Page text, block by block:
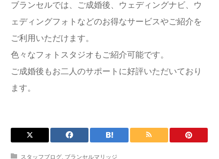
ブランセルでは、ご成婚後、ウェディングナビ、ウ
ェディングフォトなどのお得なサービスやご紹介を
ご利用いただけます。
色々なフォトスタジオもご紹介可能です。
ご成婚後もお二人のサポートに好評いただいており
ます。
スタッフブログ, ブランセルマリッジ